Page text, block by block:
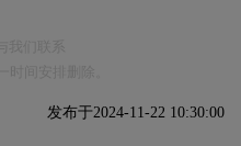
发布于2024-11-22 10:30:00